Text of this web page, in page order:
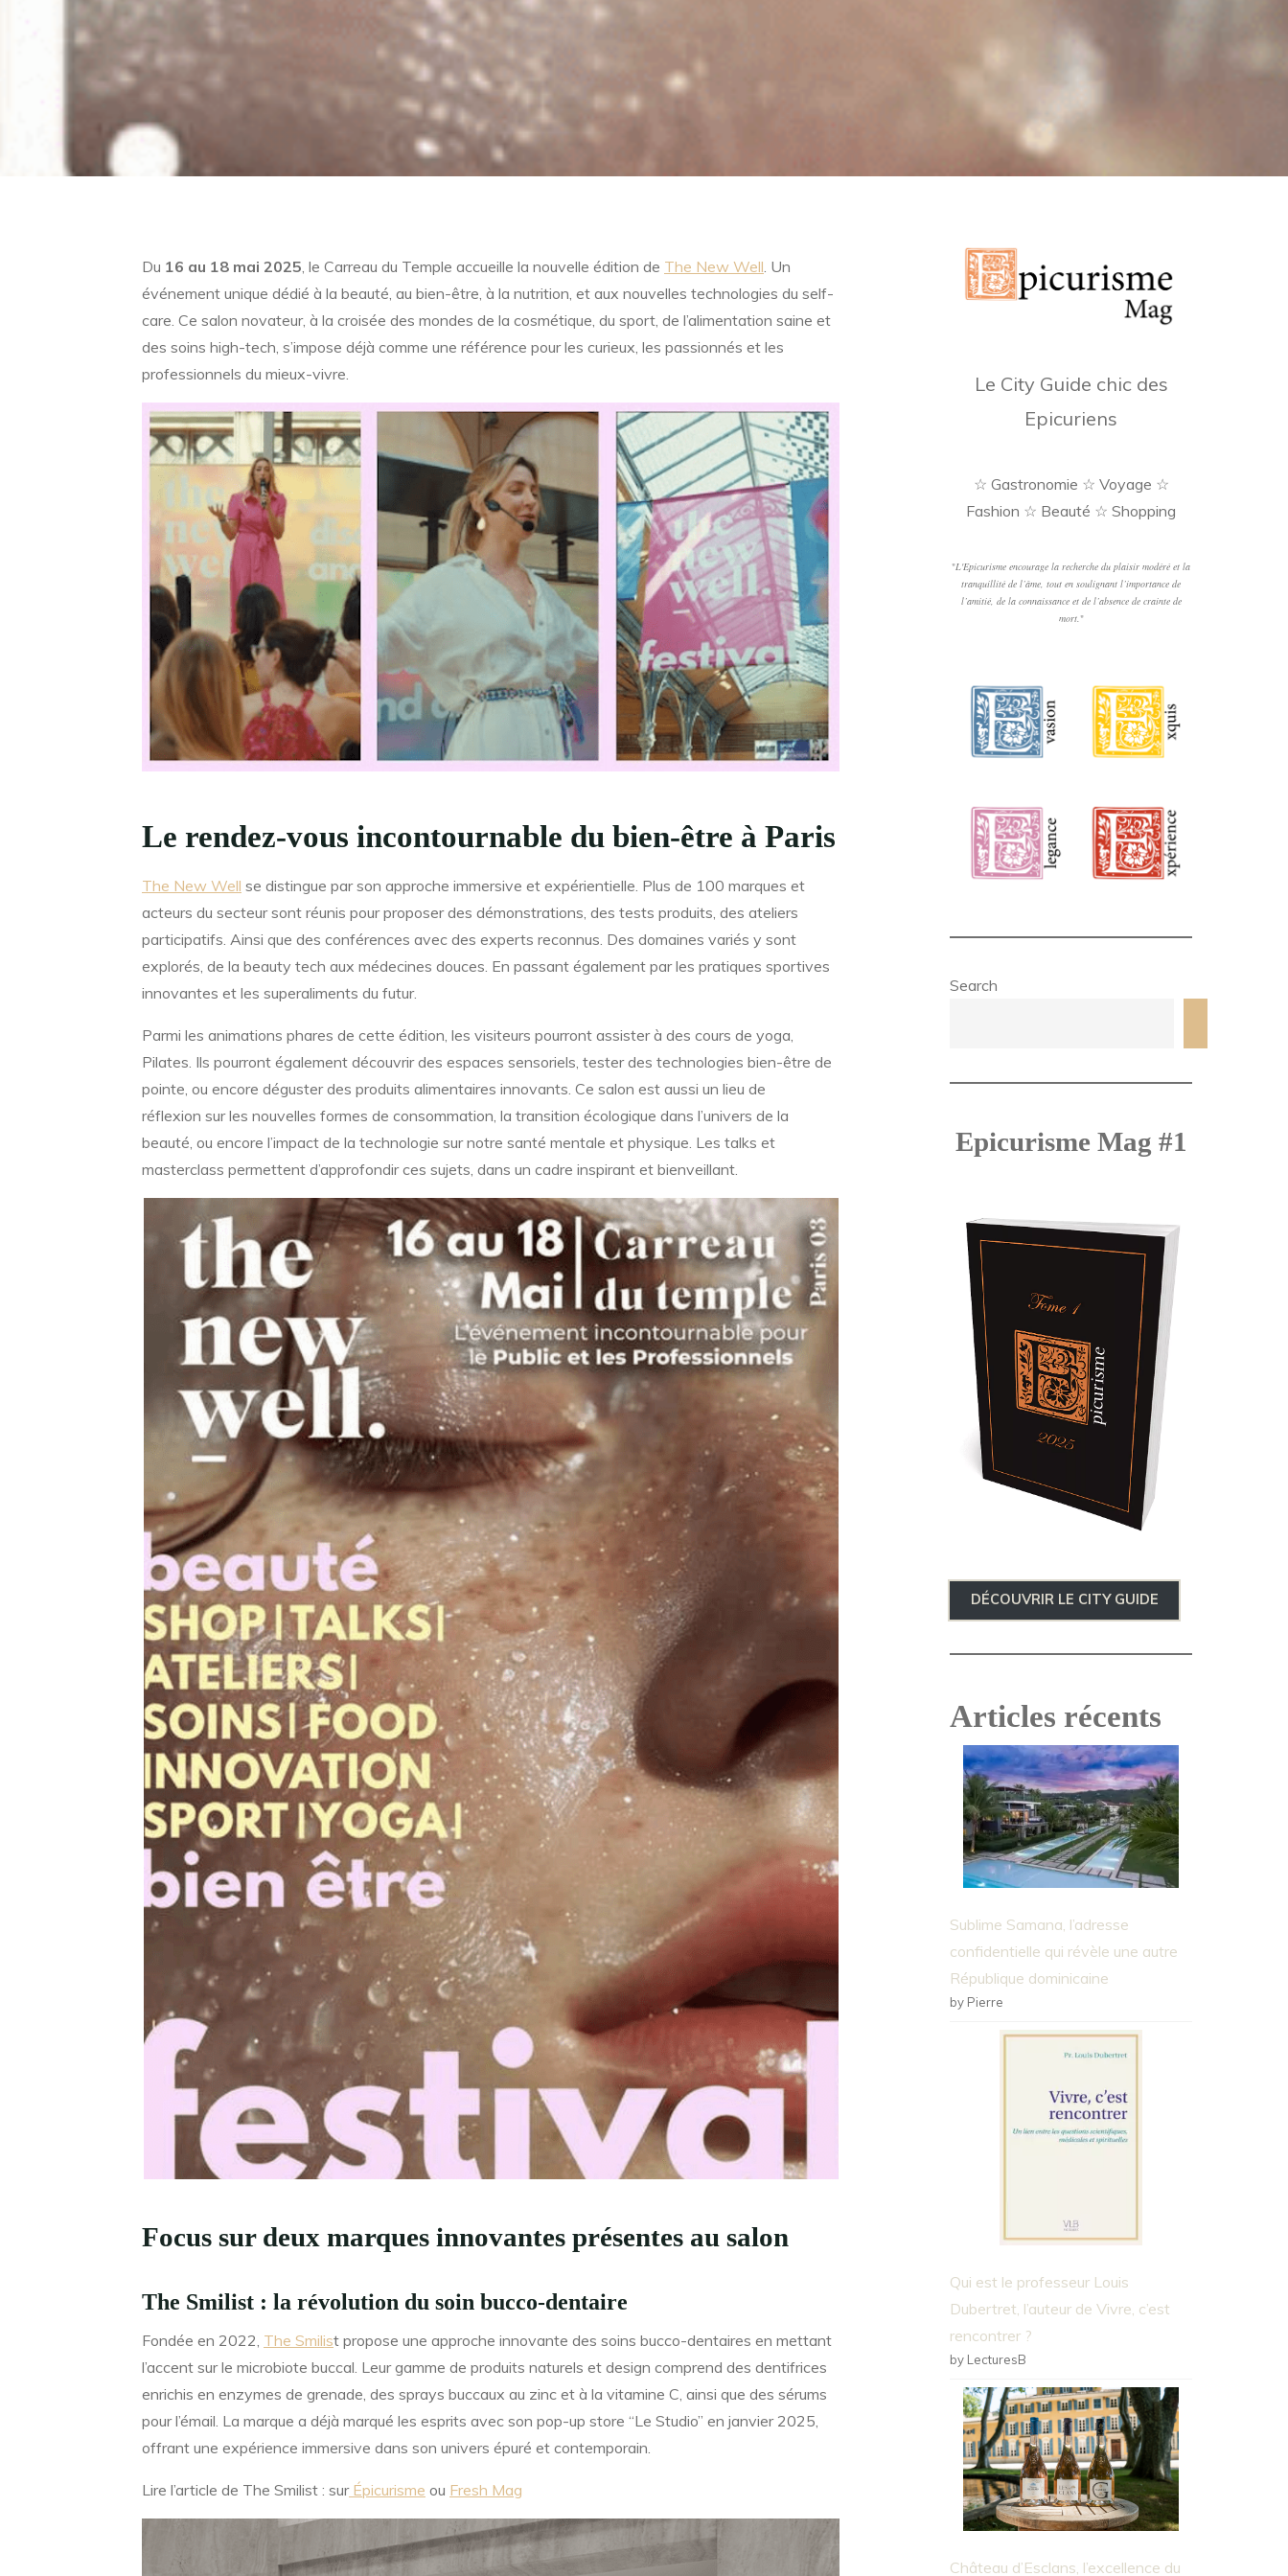
Du 16 au 18 mai 2025, le Carreau du Temple accueille la nouvelle édition de The New Well. Un
événement unique dédié à la beauté, au bien-être, à la nutrition, et aux nouvelles technologies du self-
care. Ce salon novateur, à la croisée des mondes de la cosmétique, du sport, de l’alimentation saine et
des soins high-tech, s’impose déjà comme une référence pour les curieux, les passionnés et les
professionnels du mieux-vivre.
Le rendez-vous incontournable du bien-être à Paris
The New Well se distingue par son approche immersive et expérientielle. Plus de 100 marques et
acteurs du secteur sont réunis pour proposer des démonstrations, des tests produits, des ateliers
participatifs. Ainsi que des conférences avec des experts reconnus. Des domaines variés y sont
explorés, de la beauty tech aux médecines douces. En passant également par les pratiques sportives
innovantes et les superaliments du futur.
Parmi les animations phares de cette édition, les visiteurs pourront assister à des cours de yoga,
Pilates. Ils pourront également découvrir des espaces sensoriels, tester des technologies bien-être de
pointe, ou encore déguster des produits alimentaires innovants. Ce salon est aussi un lieu de
réflexion sur les nouvelles formes de consommation, la transition écologique dans l’univers de la
beauté, ou encore l’impact de la technologie sur notre santé mentale et physique. Les talks et
masterclass permettent d’approfondir ces sujets, dans un cadre inspirant et bienveillant.
Focus sur deux marques innovantes présentes au salon
The Smilist : la révolution du soin bucco-dentaire
Fondée en 2022, The Smilist propose une approche innovante des soins bucco-dentaires en mettant
l’accent sur le microbiote buccal. Leur gamme de produits naturels et design comprend des dentifrices
enrichis en enzymes de grenade, des sprays buccaux au zinc et à la vitamine C, ainsi que des sérums
pour l’émail. La marque a déjà marqué les esprits avec son pop-up store “Le Studio” en janvier 2025,
offrant une expérience immersive dans son univers épuré et contemporain.
Lire l’article de The Smilist : surÉpicurisme ou Fresh Mag
Le City Guide chic des
Epicuriens
☆ Gastronomie ☆ Voyage ☆
Fashion ☆ Beauté ☆ Shopping
"L'Epicurisme encourage la recherche du plaisir modéré et la
tranquillité de l’âme, tout en soulignant l’importance de
l’amitié, de la connaissance et de l’absence de crainte de
mort. "
Search
Epicurisme Mag #1
DÉCOUVRIR LE CITY GUIDE
Articles récents
Sublime Samana, l’adresse
confidentielle qui révèle une autre
République dominicaine
by Pierre
Qui est le professeur Louis
Dubertret, l’auteur de Vivre, c’est
rencontrer ?
by LecturesB
Château d’Esclans, l’excellence du